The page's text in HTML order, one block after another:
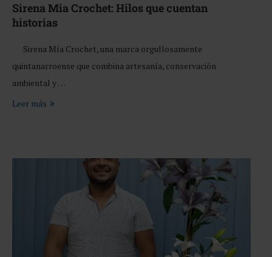
Sirena Mia Crochet: Hilos que cuentan
historias
Sirena Mía Crochet, una marca orgullosamente
quintanarroense que combina artesanía, conservación
ambiental y …
Leer más